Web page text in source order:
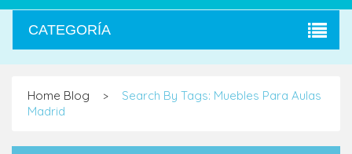
CATEGORÍA
Home Blog >
Search By Tags: Muebles Para Aulas
Madrid